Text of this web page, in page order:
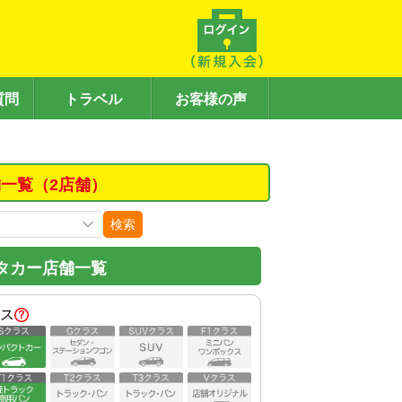
問 トラベル お客様の声
覧（2店舗）
検索
カー店舗一覧